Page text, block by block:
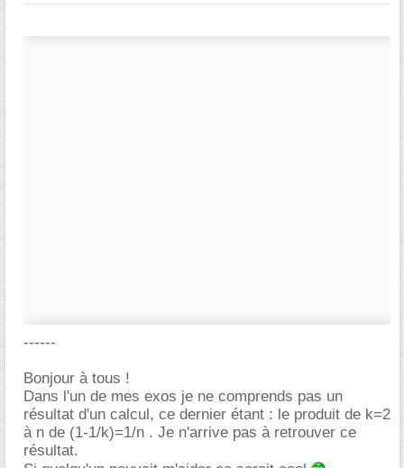
------
Bonjour à tous !
Dans l'un de mes exos je ne comprends pas un
résultat d'un calcul, ce dernier étant : le produit de k=2
à n de (1-1/k)=1/n . Je n'arrive pas à retrouver ce
résultat.